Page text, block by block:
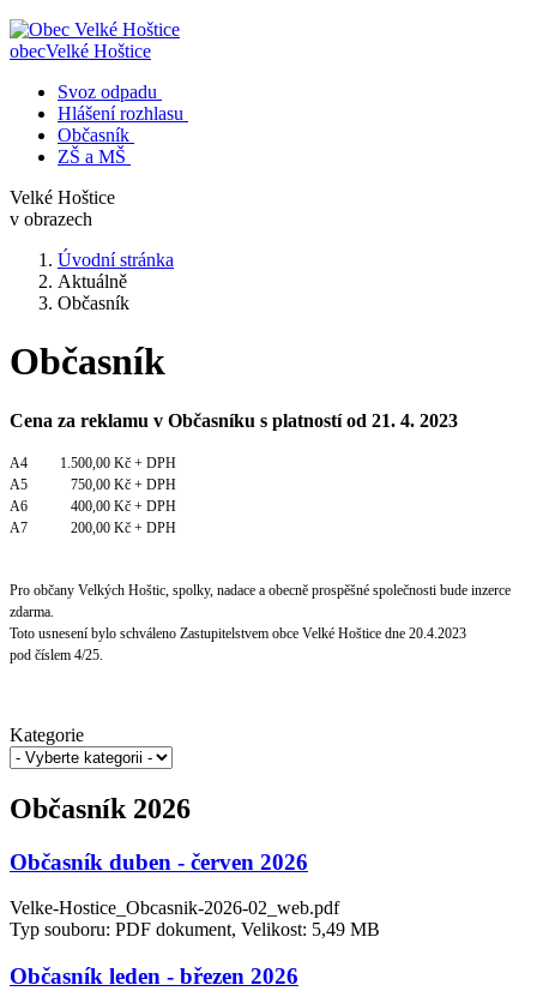
obecVelké Hoštice
Svoz odpadu
Hlášení rozhlasu
Občasník
ZŠ a MŠ
Velké Hoštice
v obrazech
Úvodní stránka
Aktuálně
Občasník
Občasník
Cena za reklamu v Občasníku s platností od 21. 4. 2023
A4 1.500,00 Kč + DPH
A5 750,00 Kč + DPH
A6 400,00 Kč + DPH
A7 200,00 Kč + DPH
Pro občany Velkých Hoštic, spolky, nadace a obecně prospěšné společnosti bude inzerce
zdarma.
Toto usnesení bylo schváleno Zastupitelstvem obce Velké Hoštice dne 20.4.2023
pod číslem 4/25.
Kategorie
Občasník 2026
Občasník duben - červen 2026
Velke-Hostice_Obcasnik-2026-02_web.pdf
Typ souboru: PDF dokument, Velikost: 5,49 MB
Občasník leden - březen 2026